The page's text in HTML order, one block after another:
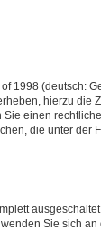
1998 (deutsch:
hierzu
einen
die unter der
Sie sich an